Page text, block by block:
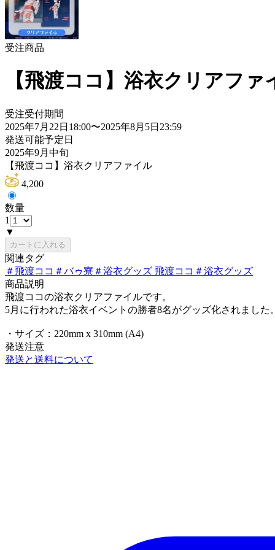
受注商品
【飛渡ココ】浴衣クリアファ
受注受付期間
2025年7月22日18:00〜2025年8月5日23:59
発送可能予定日
2025年9月中旬
【飛渡ココ】浴衣クリアファイル
4,200
数量
1
▼
カートに入れる
関連タグ
＃飛渡ココ ＃バゥ寮 ＃浴衣グッズ 飛渡ココ ＃浴衣グッズ
商品説明
飛渡ココの浴衣クリアファイルです。
5月に行われた浴衣イベントの勝者8名がグッズ化されました
・サイズ：220mm x 310mm (A4)
発送注意
発送と送料について